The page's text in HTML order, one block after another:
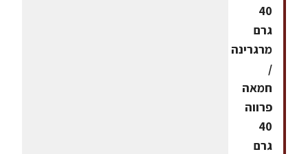
40
גרם
מרגרינה
/
חמאה
פרווה
40
גרם